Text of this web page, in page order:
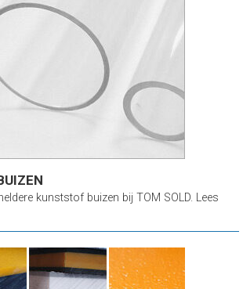
kunststof buizen bij TOM SOLD. Lees